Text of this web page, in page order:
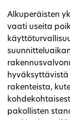
Alkuperäisten
vaati useita
rakenteista,
pakollisten